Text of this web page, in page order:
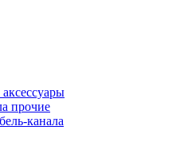
прочие
канала